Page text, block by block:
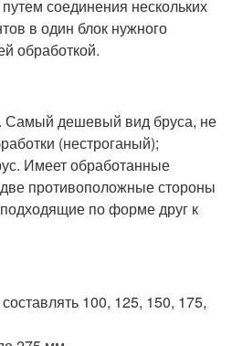
соединения нескольких
в один блок нужного
обработкой.
дешевый вид бруса, не
(нестроганый);
Имеет обработанные
противоположные стороны
по форме друг к
100, 125, 150, 175,